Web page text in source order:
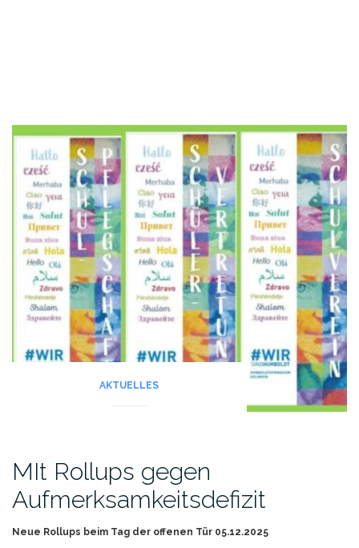
AKTUELLES
MIt Rollups gegen
Aufmerksamkeitsdefizit
Neue Rollups beim Tag der offenen Tür 05.12.2025